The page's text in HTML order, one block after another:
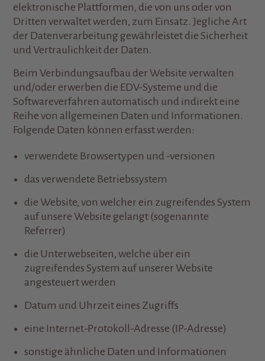
elektronische Plattformen, die von uns oder von
Dritten verwaltet werden, zum Einsatz. Jegliche Art
der Datenverarbeitung gewährleistet die Sicherheit
und Vertraulichkeit der Daten.
Beim Verbindungsaufbau der Website verwalten
und/oder erwerben die EDV-Systeme und die
Softwareverfahren automatisch und indirekt eine
Reihe von allgemeinen Daten und Informationen.
Folgende Daten können erfasst werden:
verwendete Browsertypen und -versionen
das verwendete Betriebssystem
die Website, von welcher ein zugreifendes System
auf unsere Website gelangt (sogenannte
Referrer)
die Unterwebseiten, welche über ein
zugreifendes System auf unserer Website
angesteuert werden
Datum und Uhrzeit eines Zugriffs
eine Internet-Protokoll-Adresse (IP-Adresse)
sonstige ähnliche Daten und Informationen